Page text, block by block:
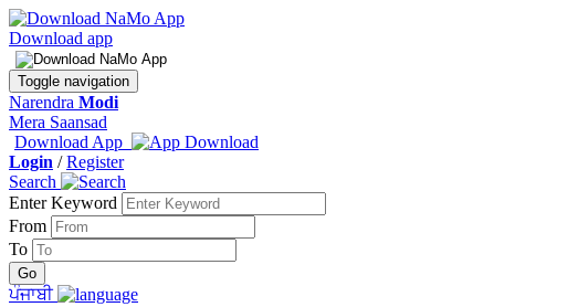
Download app
Toggle navigation
Narendra Modi
Mera Saansad
Download App
Login /Register
Search
Enter Keyword
From
To
ਪੰਜਾਬੀ